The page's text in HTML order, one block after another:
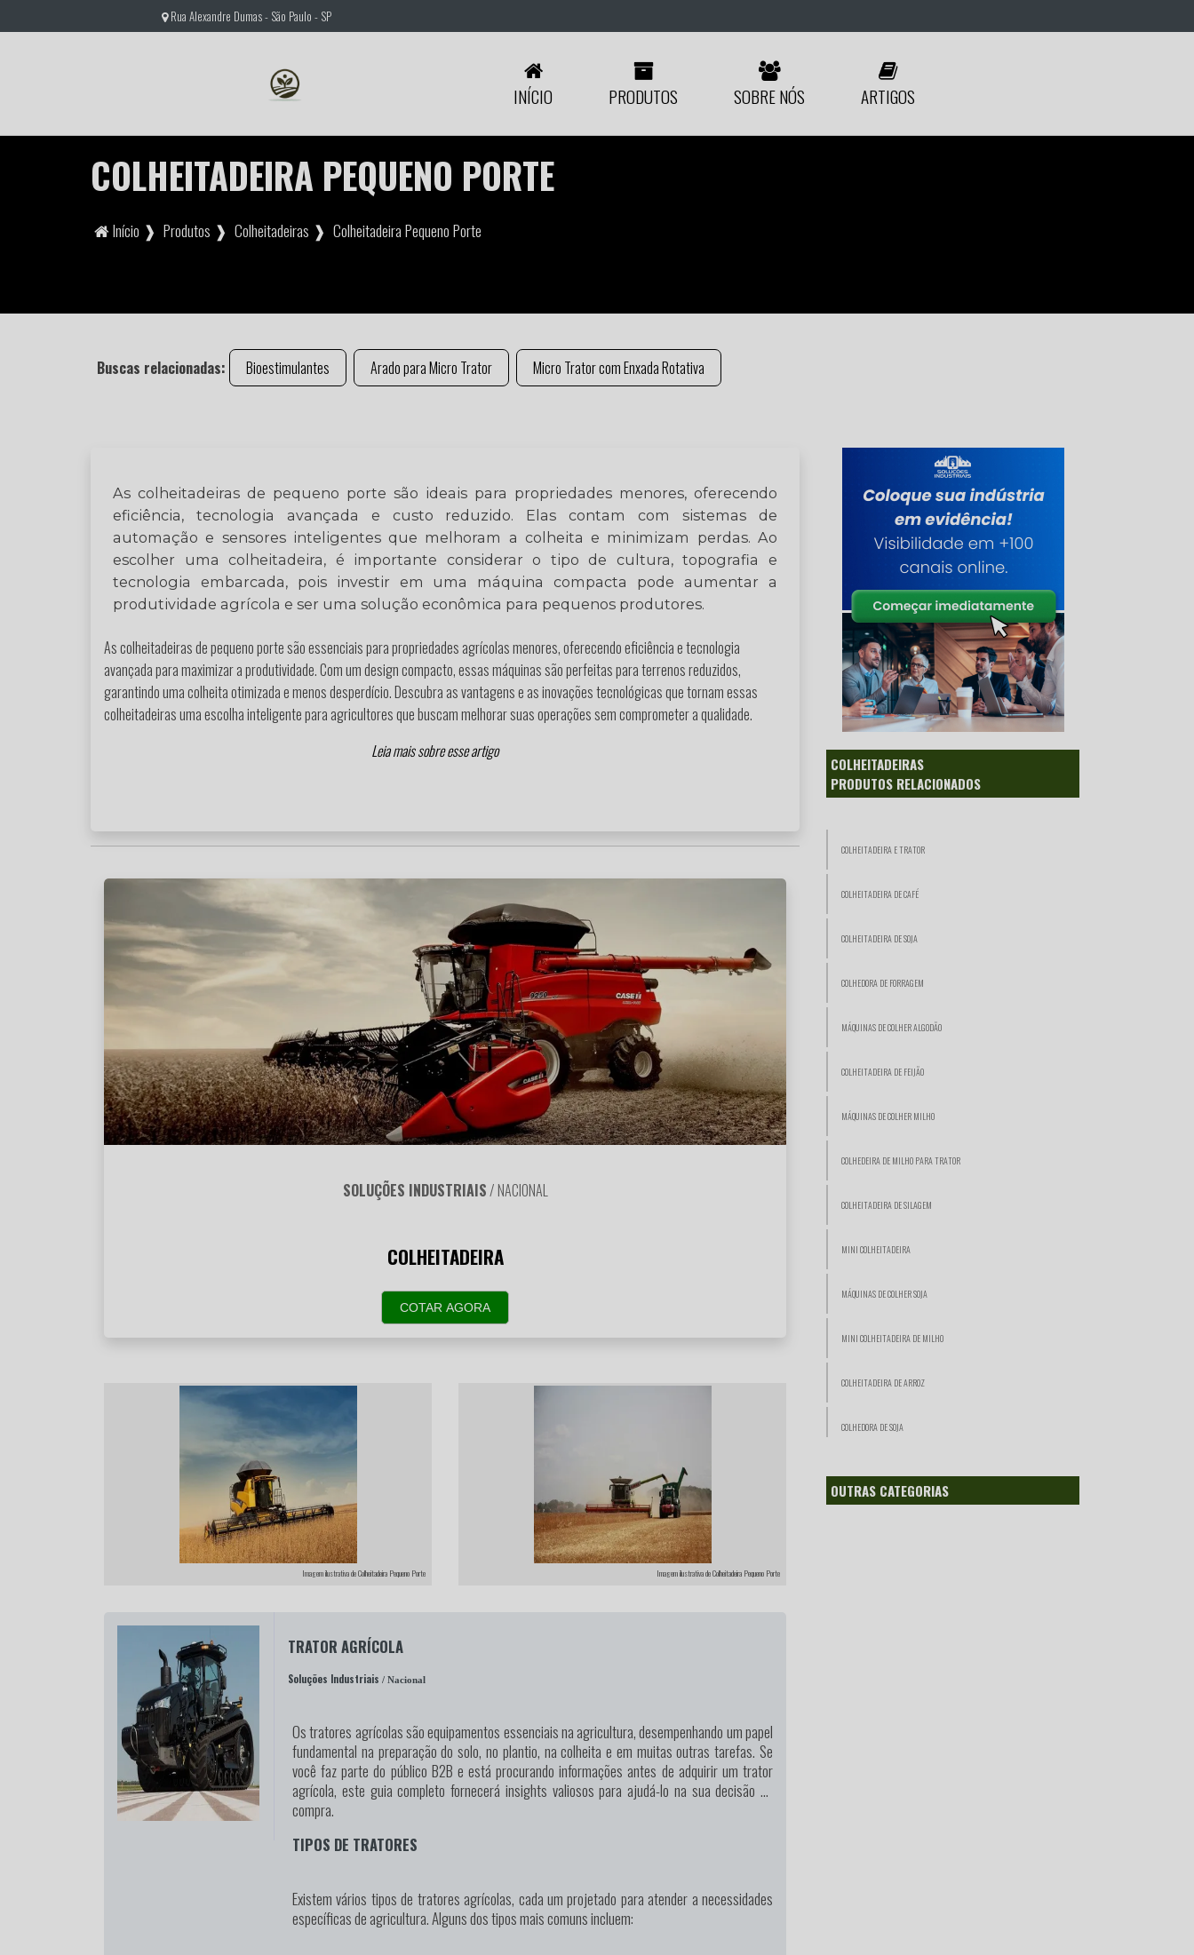
Rua Alexandre Dumas - São Paulo - SP
INÍCIO PRODUTOS SOBRE NÓS ARTIGOS
COLHEITADEIRA PEQUENO PORTE
Início ❱ Produtos ❱ Colheitadeiras ❱ Colheitadeira Pequeno Porte
Buscas relacionadas: Bioestimulantes Arado para Micro Trator Micro Trator com Enxada Rotativa
As colheitadeiras de pequeno porte são ideais para propriedades menores, oferecendo
eficiência, tecnologia avançada e custo reduzido. Elas contam com sistemas de
automação e sensores inteligentes que melhoram a colheita e minimizam perdas. Ao
escolher uma colheitadeira, é importante considerar o tipo de cultura, topografia e
tecnologia embarcada, pois investir em uma máquina compacta pode aumentar a
produtividade agrícola e ser uma solução econômica para pequenos produtores.
As colheitadeiras de pequeno porte são essenciais para propriedades agrícolas menores, oferecendo eficiência e tecnologia
avançada para maximizar a produtividade. Com um design compacto, essas máquinas são perfeitas para terrenos reduzidos,
garantindo uma colheita otimizada e menos desperdício. Descubra as vantagens e as inovações tecnológicas que tornam essas
colheitadeiras uma escolha inteligente para agricultores que buscam melhorar suas operações sem comprometer a qualidade.
SOLUÇÕES INDUSTRIAIS/ NACIONAL
COLHEITADEIRA
COTAR AGORA
Imagem ilustrativa de Colheitadeira Pequeno Porte Imagem ilustrativa de Colheitadeira Pequeno Porte
TRATOR AGRÍCOLA
Soluções Industriais / Nacional
Os tratores agrícolas são equipamentos essenciais na agricultura, desempenhando um papel
fundamental na preparação do solo, no plantio, na colheita e em muitas outras tarefas. Se
você faz parte do público B2B e está procurando informações antes de adquirir um trator
agrícola, este guia completo fornecerá insights valiosos para ajudá-lo na sua decisão de
compra.
TIPOS DE TRATORES
Existem vários tipos de tratores agrícolas, cada um projetado para atender a necessidades
específicas de agricultura. Alguns dos tipos mais comuns incluem:
COLHEITADEIRAS
PRODUTOS RELACIONADOS
COLHEITADEIRA E TRATOR
COLHEITADEIRA DE CAFÉ
COLHEITADEIRA DE SOJA
COLHEDORA DE FORRAGEM
MÁQUINAS DE COLHER ALGODÃO
COLHEITADEIRA DE FEIJÃO
MÁQUINAS DE COLHER MILHO
COLHEDEIRA DE MILHO PARA TRATOR
COLHEITADEIRA DE SILAGEM
MINI COLHEITADEIRA
MÁQUINAS DE COLHER SOJA
MINI COLHEITADEIRA DE MILHO
COLHEITADEIRA DE ARROZ
COLHEDORA DE SOJA
OUTRAS CATEGORIAS